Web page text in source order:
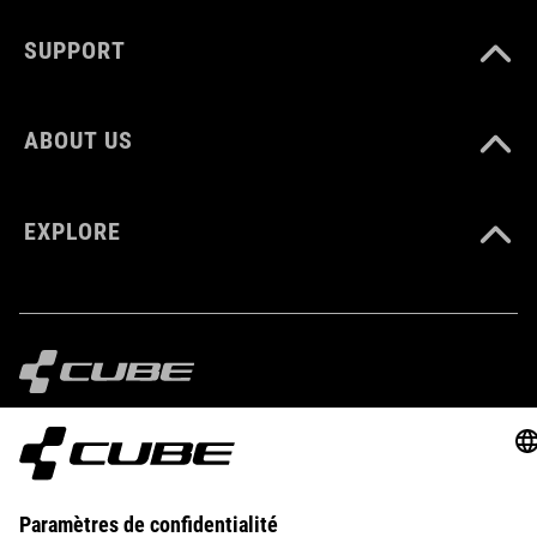
CUBE_Reel-Knob-Disc-Set_Manual_V1-2505( PDF 4.52 MB )
SUPPORT
ABOUT US
EXPLORE
IMPRINT
ESTONIA FRANÇAIS